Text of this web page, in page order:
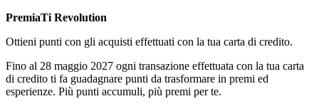
PremiaTi Revolution
Ottieni punti con gli acquisti effettuati con la tua carta di credito.
Fino al 28 maggio 2027 ogni transazione effettuata con la tua carta
di credito ti fa guadagnare punti da trasformare in premi ed
esperienze. Più punti accumuli, più premi per te.